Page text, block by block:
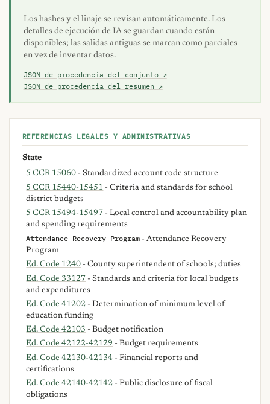
Los hashes y el linaje se revisan automáticamente. Los
detalles de ejecución de IA se guardan cuando están
disponibles; las salidas antiguas se marcan como parciales
en vez de inventar datos.
JSON de procedencia del conjunto ↗
JSON de procedencia del resumen ↗
REFERENCIAS LEGALES Y ADMINISTRATIVAS
State
5 CCR 15060 - Standardized account code structure
5 CCR 15440-15451 - Criteria and standards for school
district budgets
5 CCR 15494-15497 - Local control and accountability plan
and spending requirements
Attendance Recovery Program - Attendance Recovery
Program
Ed. Code 1240 - County superintendent of schools; duties
Ed. Code 33127 - Standards and criteria for local budgets
and expenditures
Ed. Code 41202 - Determination of minimum level of
education funding
Ed. Code 42103 - Budget notification
Ed. Code 42122-42129 - Budget requirements
Ed. Code 42130-42134 - Financial reports and
certifications
Ed. Code 42140-42142 - Public disclosure of fiscal
obligations